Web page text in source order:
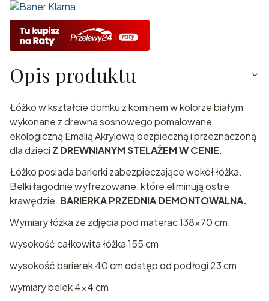
Opis produktu
Łóżko w kształcie domku z kominem w kolorze białym
wykonane z drewna sosnowego pomalowane
ekologiczną Emalią Akrylową bezpieczną i przeznaczoną
dla dzieci Z DREWNIANYM STELAŻEM W CENIE.
Łóżko posiada barierki zabezpieczające wokół łóżka.
Belki łagodnie wyfrezowane, które eliminują ostre
krawędzie. BARIERKA PRZEDNIA DEMONTOWALNA.
Wymiary łóżka ze zdjęcia pod materac 138x70 cm:
wysokość całkowita łóżka 155 cm
wysokość barierek 40 cm odstęp od podłogi 23 cm
wymiary belek 4x4 cm